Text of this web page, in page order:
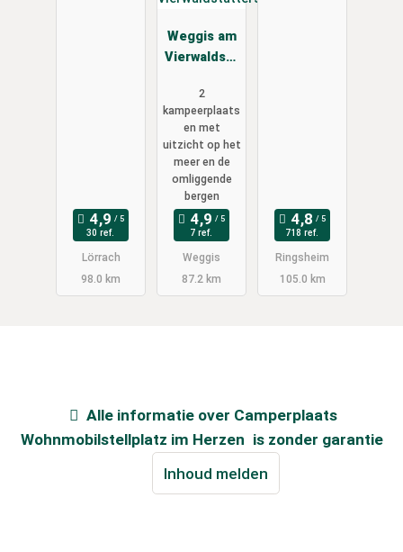
30 ref.
Lörrach
98.0 km
Weggis am
Vierwaldstä
2
kampeerplaats
en met
uitzicht op het
meer en de
omliggende
bergen
7 ref.
Weggis
87.2 km
718 ref.
Ringsheim
105.0 km
Alle informatie over Camperplaats
Wohnmobilstellplatz im Herzen is zonder garantie
Inhoud melden